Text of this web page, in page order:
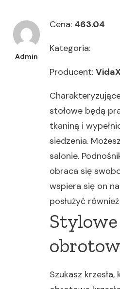
Admin
Cena: 463.04
Kategoria:
Producent:
stołowe będą
tkaniną i
siedzenia.
salonie.
obraca się
wspiera się on
posłużyć
Szukasz